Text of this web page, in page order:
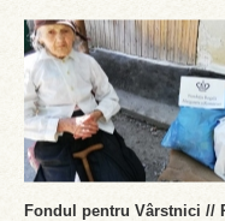
Fondul pentru Vârstnici //